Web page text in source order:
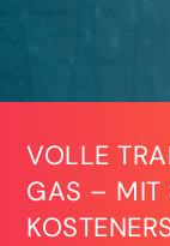
VOLLE
GAS – MIT